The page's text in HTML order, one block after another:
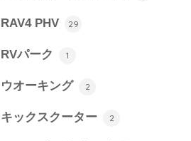
RAV4 PHV 29
RVパーク 1
ウオーキング 2
キックスクーター 2